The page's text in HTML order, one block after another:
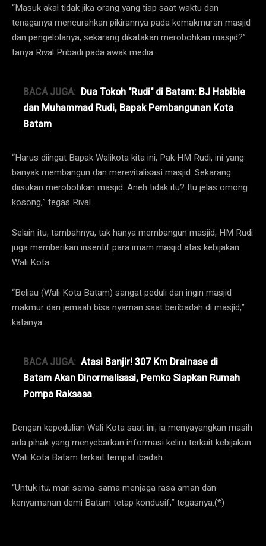
“Masuk akal tidak jika orang yang tiap saat waktu dan
tenaganya mencurahkan pikirannya pada kemakmuran masjid
dan pengelolanya, sekarang dikatakan merobohkan masjid?”
tanya Rival Pribadi pada awak media.
BACA JUGA: Dua Tokoh "Rudi" di Batam: BJ Habibie
dan Muhammad Rudi, Bapak Pembangunan Kota
Batam
“Harus diingat Bapak Walikota kita ini, Pak HM Rudi, ini yang
banyak membangun dan merevitalisasi masjid. Sekarang
diisukan merobohkan masjid. Aneh tidak itu? Itu jelas omong
kosong,” tegas Rival.
Selain itu, tambahnya, tak hanya membangun masjid, HM Rudi
juga memberikan insentif para imam masjid atas kebijakan
Wali Kota.
“Beliau (Wali Kota Batam) sangat peduli dan ingin masjid
makmur dan jemaah bisa nyaman saat beribadah di masjid,”
katanya.
BACA JUGA: Atasi Banjir! 307 Km Drainase di
Batam Akan Dinormalisasi, Pemko Siapkan Rumah
Pompa Raksasa
Dengan kepedulian Wali Kota saat ini, ia menyayangkan masih
ada pihak yang menyebarkan informasi keliru terkait kebijakan
Wali Kota Batam terkait tempat ibadah.
“Untuk itu, mari sama-sama menjaga rasa aman dan
kenyamanan demi Batam tetap kondusif,” tegasnya.(*)